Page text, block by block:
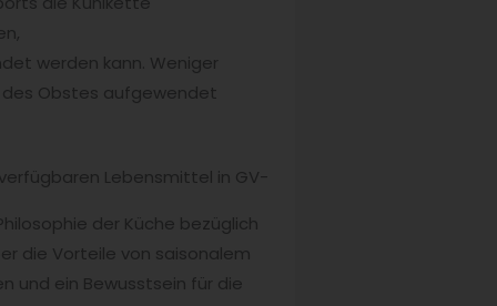
werden kann. Weniger
des Obstes aufgewendet
Lebensmittel in GV-
der Küche bezüglich
die Vorteile von saisonalem
und ein Bewusstsein für die